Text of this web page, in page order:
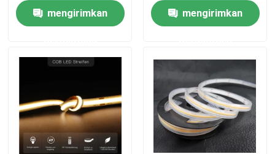
Berita
Quote request suatu
Lampu Strip Neon LED
mengirimkan
mengirimkan